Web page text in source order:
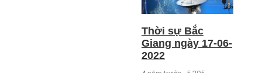
Thời sự Bắc
Giang ngày 17-06-
2022